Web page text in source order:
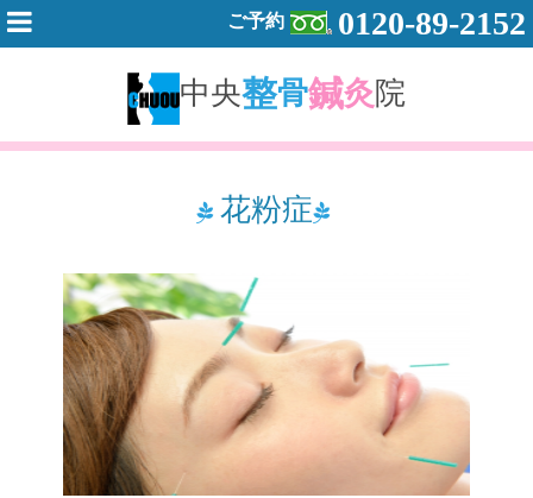
ご予約 0120-89-2152
中央整骨鍼灸院
花粉症